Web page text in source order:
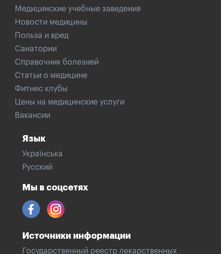
Медицинские учебные заведения
Новости медицины
Польза и вред
Санатории
Справочник болезней
Статьи о медицине
Фитнес клубы
Цены на медицинские услуги
Вакансии
Язык
Українська
Русский
Мы в соцсетях
Источники информации
Государственный реестр лекарственных